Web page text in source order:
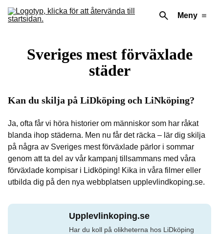
Meny
Sveriges mest förväxlade
städer
Kan du skilja på LiDköping och LiNköping?
Ja, ofta får vi höra historier om människor som har råkat
blanda ihop städerna. Men nu får det räcka – lär dig skilja
på några av Sveriges mest förväxlade pärlor i sommar
genom att ta del av vår kampanj tillsammans med våra
förväxlade kompisar i Lidköping! Kika in våra filmer eller
utbilda dig på den nya webbplatsen upplevlindkoping.se.
Upplevlinkoping.se
Har du koll på olikheterna hos LiDköping